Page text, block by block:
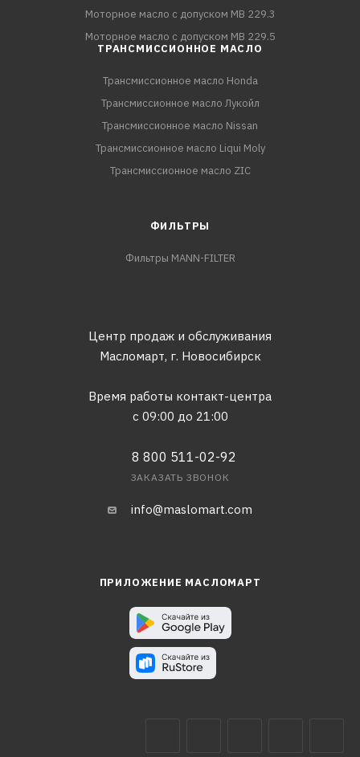
Моторное масло с допуском MB 229.3
Моторное масло с допуском MB 229.5
ТРАНСМИССИОННОЕ МАСЛО
Трансмиссионное масло Honda
Трансмиссионное масло Лукойл
Трансмиссионное масло Nissan
Трансмиссионное масло Liqui Moly
Трансмиссионное масло ZIC
ФИЛЬТРЫ
Фильтры MANN-FILTER
Центр продаж и обслуживания
Масломарт, г. Новосибирск
Время работы контакт-центра
с 09:00 до 21:00
8 800 511-02-92
ЗАКАЗАТЬ ЗВОНОК
info@maslomart.com
ПРИЛОЖЕНИЕ МАСЛОМАРТ